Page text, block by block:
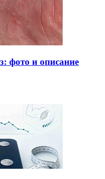
фото и описание